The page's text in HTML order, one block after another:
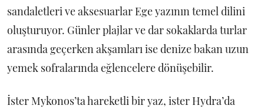
sandaletleri ve aksesuarlar Ege yazının temel dilini
oluşturuyor. Günler plajlar ve dar sokaklarda turlar
arasında geçerken akşamları ise denize bakan uzun
yemek sofralarında eğlencelere dönüşebilir.
İster Mykonos’ta hareketli bir yaz, ister Hydra’da